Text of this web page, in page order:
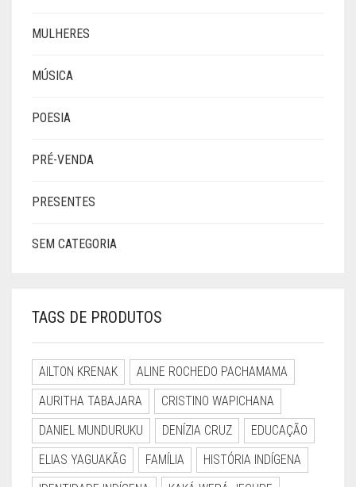
MULHERES
MÚSICA
POESIA
PRÉ-VENDA
PRESENTES
SEM CATEGORIA
TAGS DE PRODUTOS
AILTON KRENAK
ALINE ROCHEDO PACHAMAMA
AURITHA TABAJARA
CRISTINO WAPICHANA
DANIEL MUNDURUKU
DENÍZIA CRUZ
EDUCAÇÃO
ELIAS YAGUAKÃG
FAMÍLIA
HISTÓRIA INDÍGENA